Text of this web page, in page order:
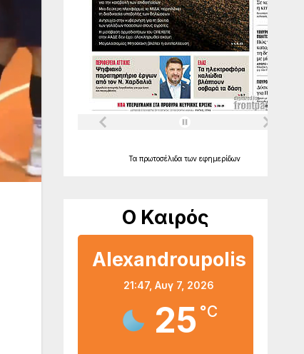
Τα πρωτοσέλιδα των εφημερίδων
Ο Καιρός
Alexandroupolis
21:47, Αυγ 7, 2026
25 °C